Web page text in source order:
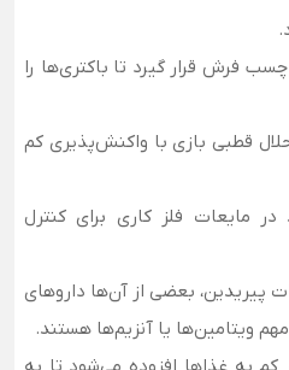
فرش قرار گیرد تا باکتری‌ها را
قطبی بازی با واکنش‌پذیری کم
در مایعات فلز کاری برای کنترل
پیریدین، ​​بعضی از آن‌ها داروهای
ویتامین‌ها یا آنزیم‌ها هستند.